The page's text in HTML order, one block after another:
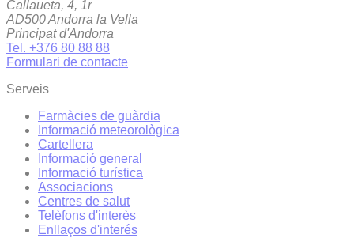
Callaueta, 4, 1r
AD500 Andorra la Vella
Principat d'Andorra
Tel. +376 80 88 88
Formulari de contacte
Serveis
Farmàcies de guàrdia
Informació meteorològica
Cartellera
Informació general
Informació turística
Associacions
Centres de salut
Telèfons d'interès
Enllaços d'interés